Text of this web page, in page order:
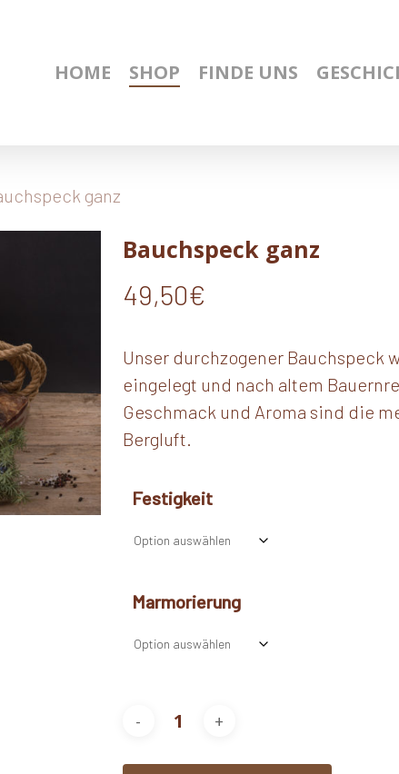
HOME SHOP FINDE UNS
ganz
Bauchspeck ganz
49,50€
Unser durchzogener Bauchspeck
eingelegt und nach altem
Geschmack und Aroma sind die
Bergluft.
Festigkeit
Marmorierung